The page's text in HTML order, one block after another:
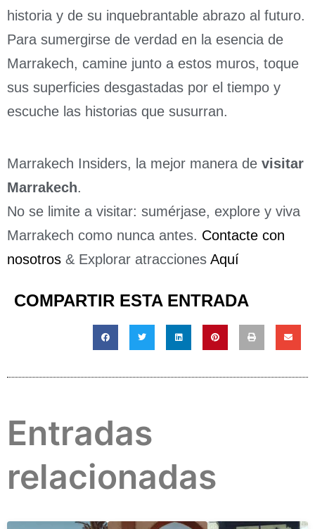
historia y de su inquebrantable abrazo al futuro.
Para sumergirse de verdad en la esencia de
Marrakech, camine junto a estos muros, toque
sus superficies desgastadas por el tiempo y
escuche las historias que susurran.
Marrakech Insiders, la mejor manera de visitar
Marrakech.
No se limite a visitar: sumérjase, explore y viva
Marrakech como nunca antes. Contacte con
nosotros & Explorar atracciones Aquí
COMPARTIR ESTA ENTRADA
Entradas
relacionadas